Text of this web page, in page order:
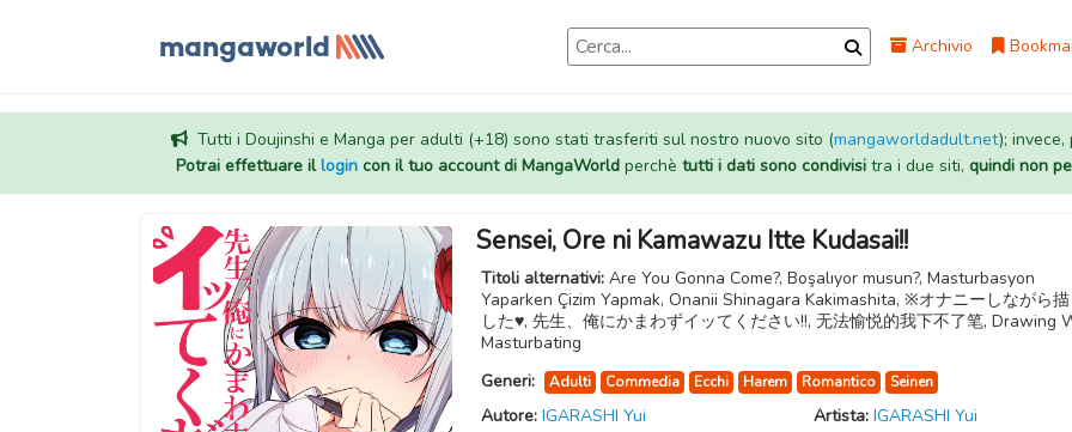
Archivio
Tutti i Doujinshi e Manga per adulti (+18) sono stati trasferiti sul nostro nuovo sito (mangaworldadult.net);
Potrai effettuare illogincon il tuo account di MangaWorldperchè tutti i dati sono condivisitra i due siti, quindi non
Sensei, Ore ni Kamawazu Itte Kudasai!!
Titoli alternativi: Are You Gonna Come?, Boşalıyor musun?, Masturbasyon
Yaparken Çizim Yapmak, Onanii Shinagara Kakimashita, ※オナニーしながら
した♥, 先生、俺にかまわずイッてください!!, 无法愉悦的我下不了笔, Drawing
Masturbating
Generi:
Adulti Commedia Ecchi Harem Romantico Seinen
Autore: IGARASHI Yui Artista: IGARASHI Yui